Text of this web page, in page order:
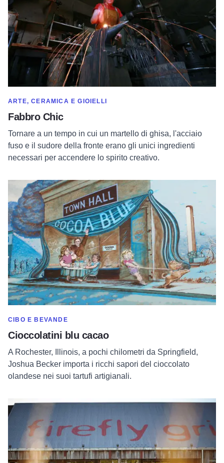
MOSTRA DI PIÙ NELLA CATEGORIA DI
ARTE, CERAMICA E GIOIELLI
Fabbro Chic
Tornare a un tempo in cui un martello di ghisa, l'acciaio
fuso e il sudore della fronte erano gli unici ingredienti
necessari per accendere lo spirito creativo.
MOSTRA DI PIÙ NELLA CATEGORIA DI
CIBO E BEVANDE
Cioccolatini blu cacao
A Rochester, Illinois, a pochi chilometri da Springfield,
Joshua Becker importa i ricchi sapori del cioccolato
olandese nei suoi tartufi artigianali.
Per saperne di più sui cioccolatini Cocoa Blue
Per saperne di più su Firefly Grill & Restaurant